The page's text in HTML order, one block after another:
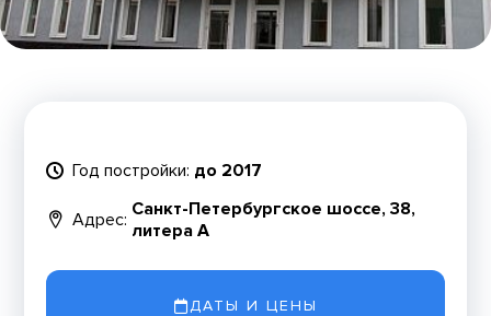
Год постройки: до 2017
Адрес: Санкт-Петербургское шоссе, 38,
литера А
ДАТЫ И ЦЕНЫ